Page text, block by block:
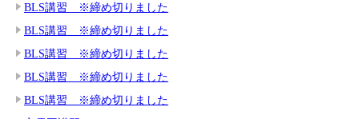
BLS講習 ※締め切りました
BLS講習 ※締め切りました
BLS講習 ※締め切りました
BLS講習 ※締め切りました
BLS講習 ※締め切りました